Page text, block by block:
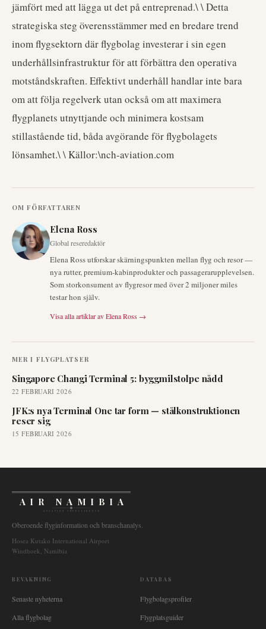
jämfört med att lägga ut det på entreprenad.\ \ Detta
strategiska steg överensstämmer med en bredare trend
inom flygsektorn där flygbolag investerar i sin egen
underhållsinfrastruktur för att förbättra den operativa
motståndskraften. Effektivt underhåll handlar inte bara
om att följa regelverk utan också om att maximera
flygplanets utnyttjande och minimera kostsam
stillastående tid, båda avgörande för flygbolagets
lönsamhet.\ \ Källor:\nch-aviation.com
OM FÖRFATTAREN
Elena Ross
Global reseredaktör
Elena Ross utforskar skärningspunkten mellan flyg och resor —
nya rutter, premium-kabinprodukter och passagerarupplevelsen.
Som storkonsument av flygresor med över 2 miljoner miles
testar hon själv.
Visa alla artiklar avElena Ross →
MER I FLYGPLATSER
Singapore Changi Terminal 5: byggmilstolpe nådd
22 FEBRUARI 2026
JFK:s nya Terminal One tar form — stålkonstruktionen
reser sig
15 FEBRUARI 2026
AIR NAMIBIA
AVIATION INTELLIGENCE
Oberoende flyginformation och branschanalys.
Hosea Kutako International Airport
Windhoek, Namibia
BEVAKNING
Senaste nyheterna
Alla flygbolag
DATABAS
Flygbolagsprofiler
Flygplatsguider